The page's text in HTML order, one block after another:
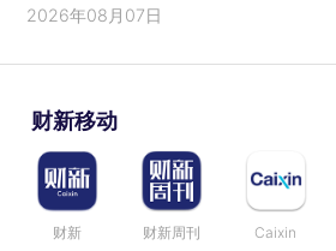
2026年08月07日
财新移动
财新 财新周刊 Caixin